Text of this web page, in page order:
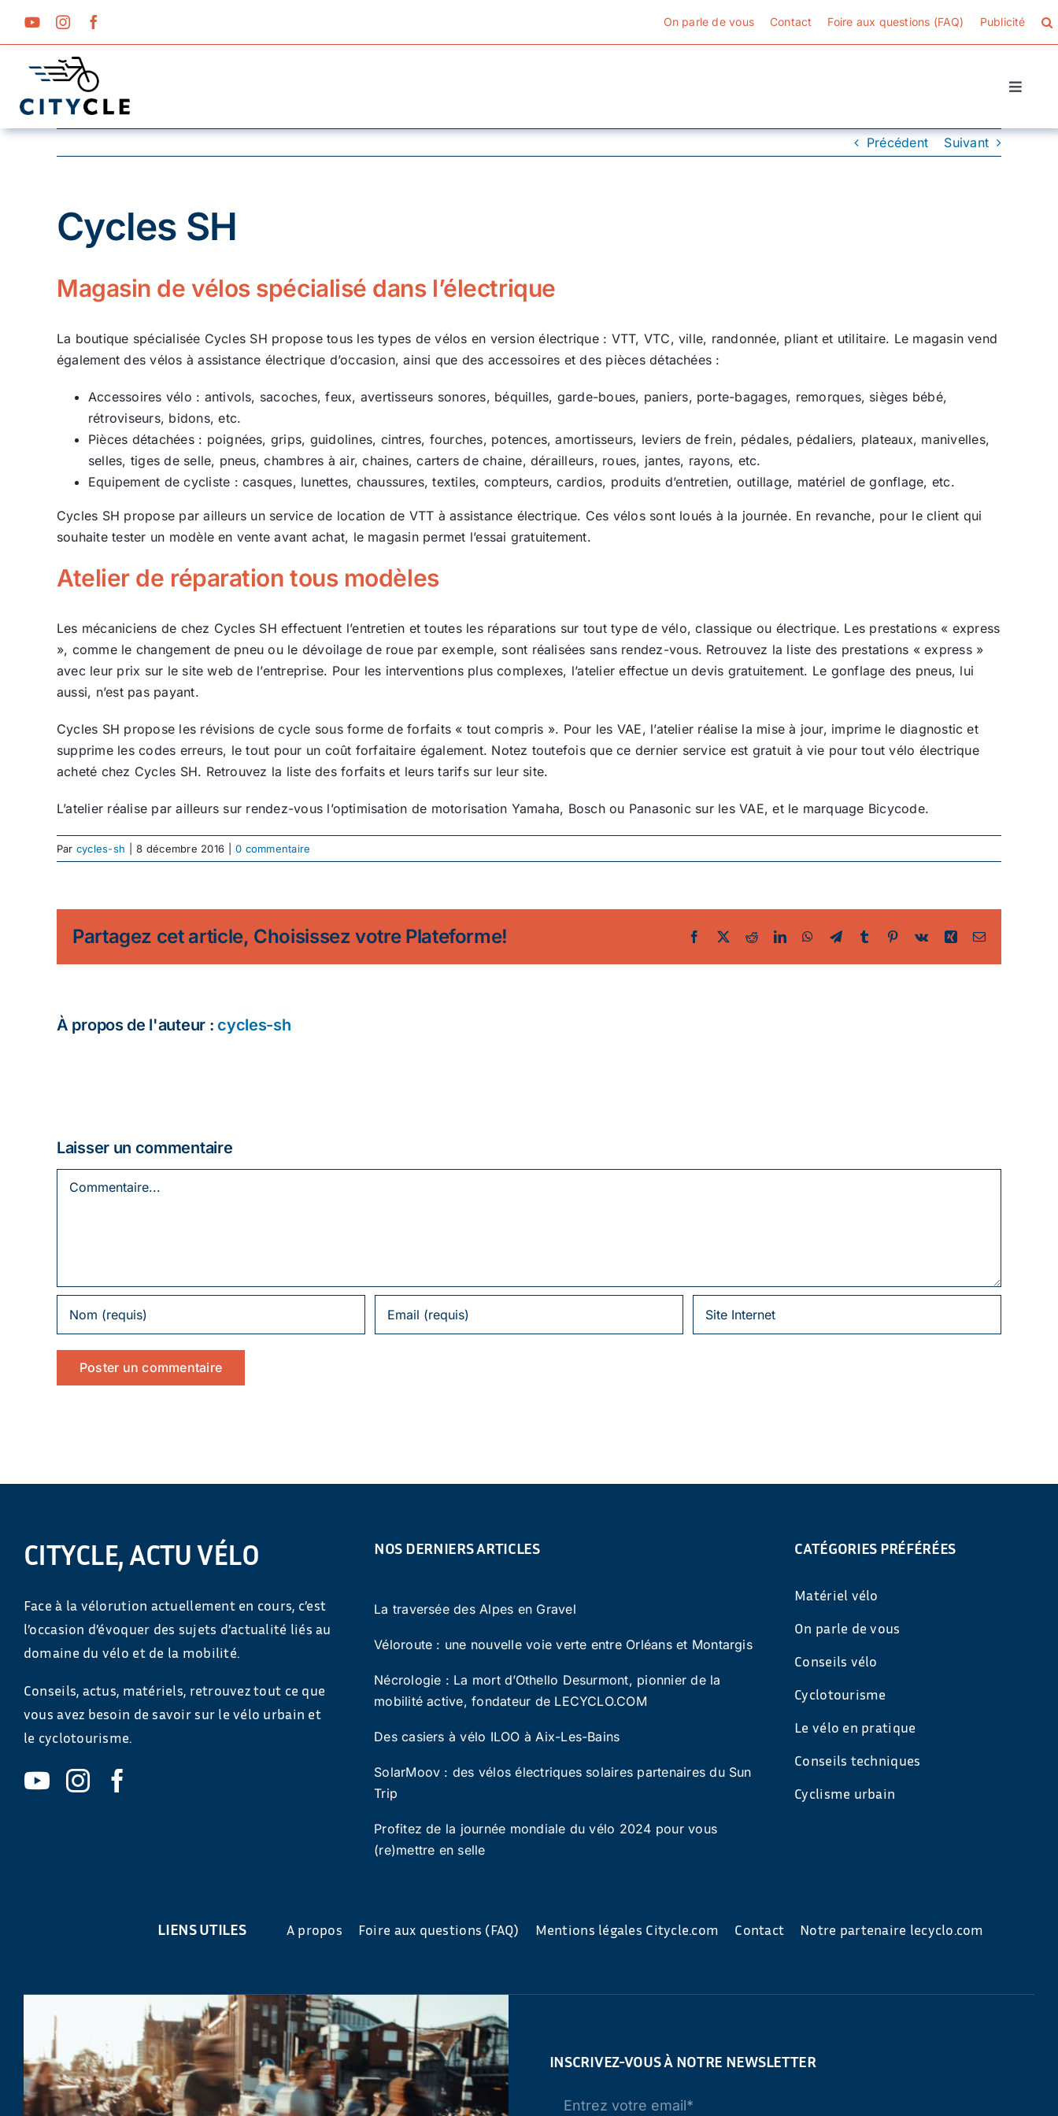
On parle de vous Contact Foire aux questions (FAQ) Publicité
Toggle
Cyclotourisme
Actualité
Précédent Suivant
Cycles SH
Magasin de vélos spécialisé dans l’électrique
La boutique spécialisée Cycles SH propose tous les types de vélos en version électrique : VTT, VTC, ville, randonnée, pliant et utilitaire. Le magasin vend
également des vélos à assistance électrique d’occasion, ainsi que des accessoires et des pièces détachées :
Accessoires vélo : antivols, sacoches, feux, avertisseurs sonores, béquilles, garde-boues, paniers, porte-bagages, remorques, sièges bébé,
rétroviseurs, bidons, etc.
Pièces détachées : poignées, grips, guidolines, cintres, fourches, potences, amortisseurs, leviers de frein, pédales, pédaliers, plateaux, manivelles,
selles, tiges de selle, pneus, chambres à air, chaines, carters de chaine, dérailleurs, roues, jantes, rayons, etc.
Equipement de cycliste : casques, lunettes, chaussures, textiles, compteurs, cardios, produits d’entretien, outillage, matériel de gonflage, etc.
Cycles SH propose par ailleurs un service de location de VTT à assistance électrique. Ces vélos sont loués à la journée. En revanche, pour le client qui
souhaite tester un modèle en vente avant achat, le magasin permet l’essai gratuitement.
Atelier de réparation tous modèles
Les mécaniciens de chez Cycles SH effectuent l’entretien et toutes les réparations sur tout type de vélo, classique ou électrique. Les prestations « express
», comme le changement de pneu ou le dévoilage de roue par exemple, sont réalisées sans rendez-vous. Retrouvez la liste des prestations « express »
avec leur prix sur le site web de l’entreprise. Pour les interventions plus complexes, l’atelier effectue un devis gratuitement. Le gonflage des pneus, lui
aussi, n’est pas payant.
Cycles SH propose les révisions de cycle sous forme de forfaits « tout compris ». Pour les VAE, l’atelier réalise la mise à jour, imprime le diagnostic et
supprime les codes erreurs, le tout pour un coût forfaitaire également. Notez toutefois que ce dernier service est gratuit à vie pour tout vélo électrique
acheté chez Cycles SH. Retrouvez la liste des forfaits et leurs tarifs sur leur site.
L’atelier réalise par ailleurs sur rendez-vous l’optimisation de motorisation Yamaha, Bosch ou Panasonic sur les VAE, et le marquage Bicycode.
Par cycles-sh 8 décembre 2016 0 commentaire
Partagez cet article, Choisissez votre Plateforme! Facebook
TwitterRedditLinkedInWhatsApp
TelegramTumblr Pinterest
Vk Xing Email
À propos de l'auteur :cycles-sh
Laisser un commentaire
CITYCLE, ACTU VÉLO
Face à la vélorution actuellement en cours, c’est
l’occasion d’évoquer des sujets d’actualité liés au
domaine du vélo et de la mobilité.
Conseils, actus, matériels, retrouvez tout ce que
vous avez besoin de savoir sur le vélo urbain et
le cyclotourisme.
NOS DERNIERS ARTICLES
La traversée des Alpes en Gravel
Véloroute : une nouvelle voie verte entre Orléans et Montargis
Nécrologie : La mort d’Othello Desurmont, pionnier de la
mobilité active, fondateur de LECYCLO.COM
Des casiers à vélo ILOO à Aix-Les-Bains
SolarMoov : des vélos électriques solaires partenaires du Sun
Trip
Profitez de la journée mondiale du vélo 2024 pour vous
(re)mettre en selle
CATÉGORIES PRÉFÉRÉES
Matériel vélo
On parle de vous
Conseils vélo
Cyclotourisme
Le vélo en pratique
Conseils techniques
Cyclisme urbain
LIENS UTILES A propos Foire aux questions (FAQ) Mentions légales Citycle.com Contact Notre partenaire lecyclo.com
INSCRIVEZ-VOUS À NOTRE NEWSLETTER